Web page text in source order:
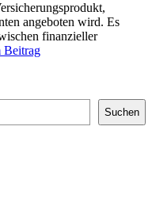
angeboten wird. Es
finanzieller
Beitrag
Suchen